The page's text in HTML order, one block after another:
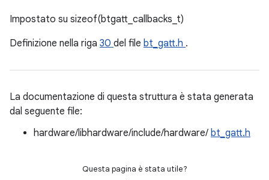
Impostato su sizeof(btgatt_callbacks_t)
Definizione nella riga 30 del file bt_gatt.h .
La documentazione di questa struttura è stata generata
dal seguente file:
hardware/libhardware/include/hardware/ bt_gatt.h
Questa pagina è stata utile?